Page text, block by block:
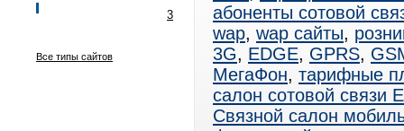
3
Все типы сайтов
абоненты сотовой
wap, wap сайты,
3G, EDGE, GPRS,
МегаФон, тарифные
салон сотовой связи
Связной салон